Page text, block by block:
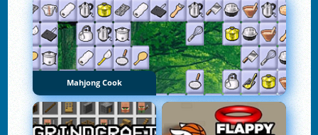
Mahjong Cook